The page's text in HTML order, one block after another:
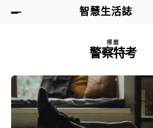
智慧生活誌
標籤
警察特考